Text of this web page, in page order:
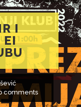
I
EI
comments